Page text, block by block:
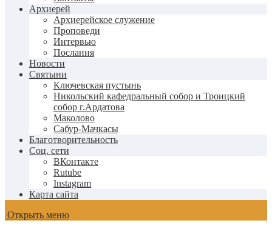
Архиерей
Архиерейское служение
Проповеди
Интервью
Послания
Новости
Святыни
Ключевская пустынь
Никольский кафедральный собор и Троицкий
собор г.Ардатова
Маколово
Сабур-Мачкасы
Благотворительность
Соц. сети
ВКонтакте
Rutube
Instagram
Карта сайта
Открыть меню